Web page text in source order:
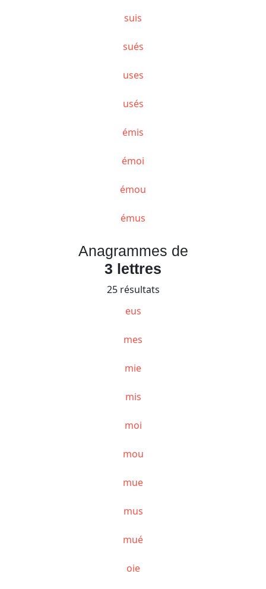
suis
sués
uses
usés
émis
émoi
émou
émus
Anagrammes de
3 lettres
25 résultats
eus
mes
mie
mis
moi
mou
mue
mus
mué
oie